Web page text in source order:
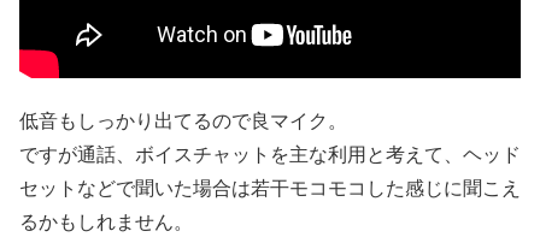
低音もしっかり出てるので良マイク。
ですが通話、ボイスチャットを主な利用と考えて、ヘッド
セットなどで聞いた場合は若干モコモコした感じに聞こえ
るかもしれません。